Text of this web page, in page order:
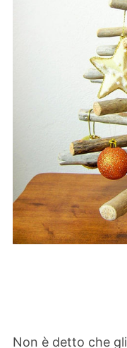
Non è detto che gli